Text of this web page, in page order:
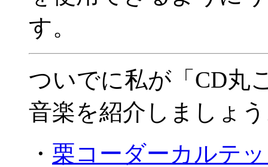
す。
ついでに私が「CD丸
音楽を紹介しましょ
・ 栗コーダーカルテ